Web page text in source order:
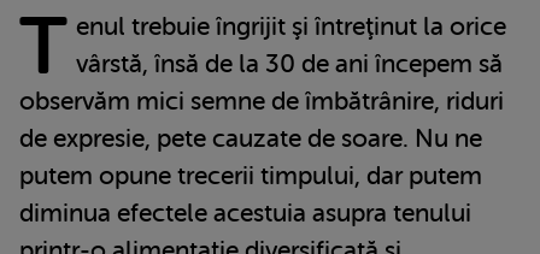
T enul trebuie îngrijit şi întreţinut la orice
vârstă, însă de la 30 de ani începem să
observăm mici semne de îmbătrânire, riduri
de expresie, pete cauzate de soare. Nu ne
putem opune trecerii timpului, dar putem
diminua efectele acestuia asupra tenului